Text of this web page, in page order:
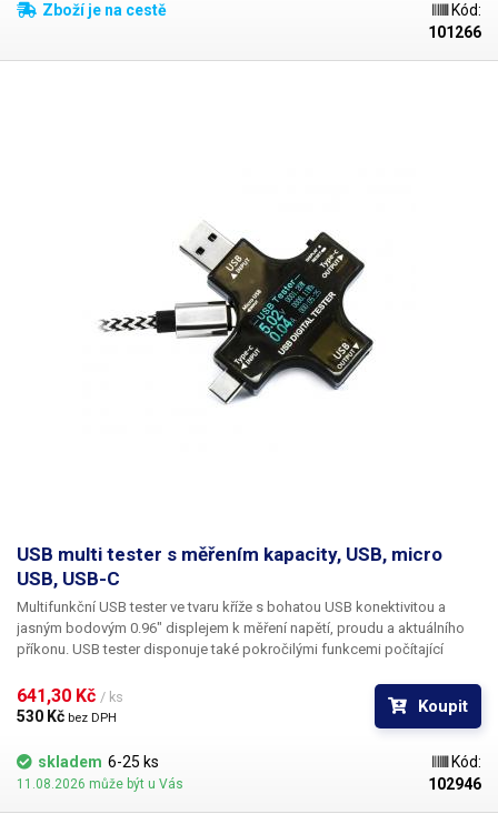
Zboží je na cestě
Kód:
101266
USB multi tester s měřením kapacity, USB, micro
USB, USB-C
Multifunkční USB tester ve tvaru kříže s bohatou USB konektivitou a
jasným bodovým 0.96" displejem k měření napětí, proudu a aktuálního
příkonu. USB tester disponuje také pokročilými funkcemi počítající
multimetru můžete změřit aktuální odběr připojených USB periferií,
bohatou
konektivitou čítající klasické USB, micro USB a USB-C (type-C)a to jakv
provedení samec, tak samice
aktuálních USB zařízení. USB tester se do obvodu zapojuje sériově, jako
tzv. mezikus mezi zdrojovým USB portem a danou USB periferií. Má
641,30 Kč / ks
530 Kč bez DPH
Koupit
skladem 6-25 ks
11.08.2026 může být u Vás
Kód:
102946